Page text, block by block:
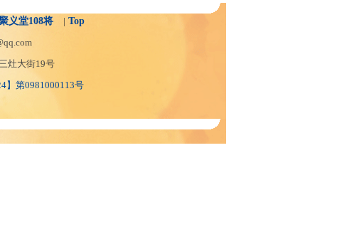
义堂108将 | Top
灶大街19号
】第0981000113号